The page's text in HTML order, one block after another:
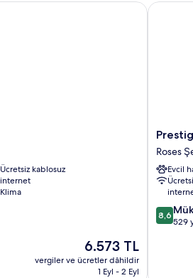
Ücretsiz kablosuz
internet
Klima
Güncel
fiyat:
6.573 TL
6.573 TL
vergiler ve ücretler dâhildir
1 Eyl - 2 Eyl
Prestige
Mar
y
Sol
Roses
Şehir
Merkezi
Roses
Evcil
10
8,6
529